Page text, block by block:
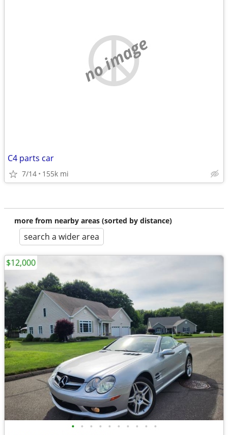
no image
C4 parts car
7/14 155k mi
more from nearby areas (sorted by distance)
search a wider area
• • • • • • • • • •
$12,000